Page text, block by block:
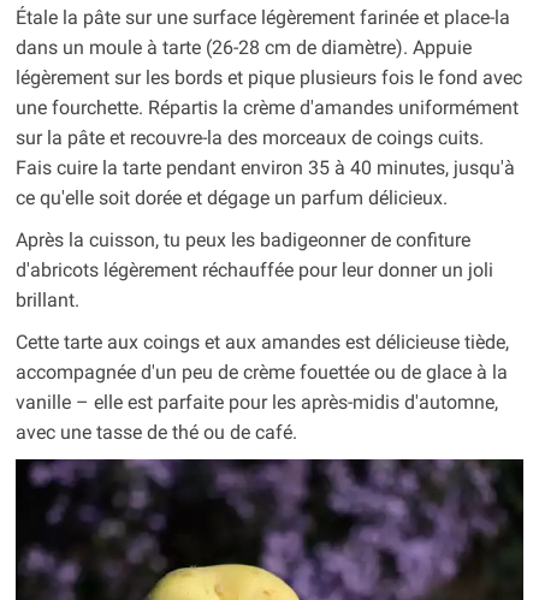
Étale la pâte sur une surface légèrement farinée et place-la
dans un moule à tarte (26-28 cm de diamètre). Appuie
légèrement sur les bords et pique plusieurs fois le fond avec
une fourchette. Répartis la crème d'amandes uniformément
sur la pâte et recouvre-la des morceaux de coings cuits.
Fais cuire la tarte pendant environ 35 à 40 minutes, jusqu'à
ce qu'elle soit dorée et dégage un parfum délicieux.
Après la cuisson, tu peux les badigeonner de confiture
d'abricots légèrement réchauffée pour leur donner un joli
brillant.
Cette tarte aux coings et aux amandes est délicieuse tiède,
accompagnée d'un peu de crème fouettée ou de glace à la
vanille – elle est parfaite pour les après-midis d'automne,
avec une tasse de thé ou de café.